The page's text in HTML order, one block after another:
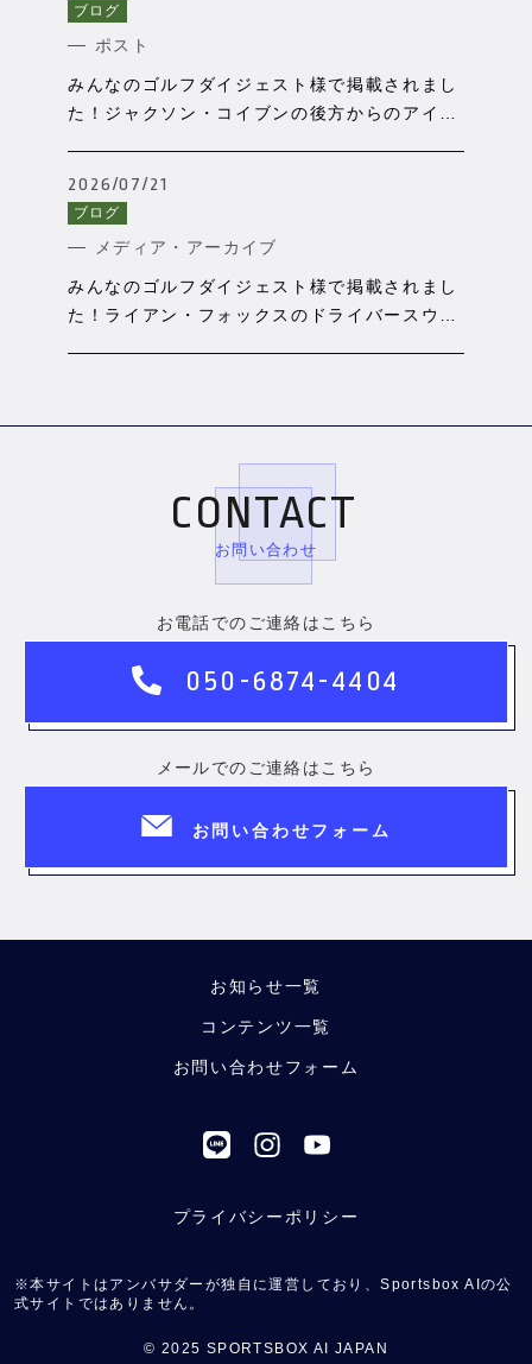
ブログ
ポスト
みんなのゴルフダイジェスト様で掲載されまし
た！ジャクソン・コイブンの後方からのアイア
2026/07/21
ブログ
メディア・アーカイブ
みんなのゴルフダイジェスト様で掲載されまし
た！ライアン・フォックスのドライバースウィ
CONTACT
お問い合わせ
お電話でのご連絡はこちら
050-6874-4404
メールでのご連絡はこちら
お問い合わせフォーム
お知らせ一覧
コンテンツ一覧
お問い合わせフォーム
プライバシーポリシー
※本サイトはアンバサダーが独自に運営しており、Sportsbox AIの公
式サイトではありません。
© 2025 SPORTSBOX AI JAPAN